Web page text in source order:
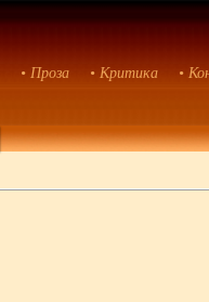
• Проза • Критика •